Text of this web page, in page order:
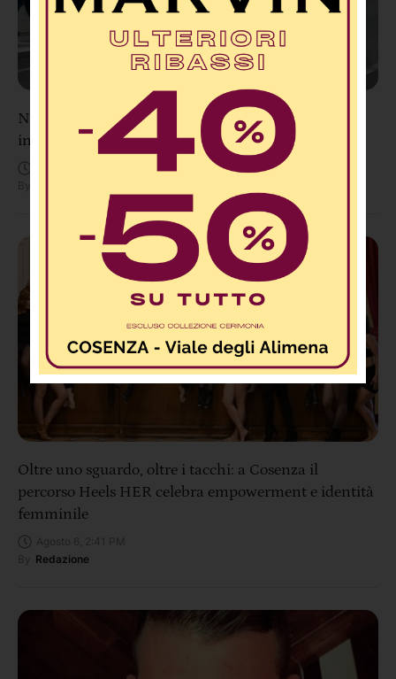
Non ce l’ha fatta Andrea Minasi: è morta la 23enne
investita sulle strisce a Vibo, donati gli organi
Oltre uno sguardo, oltre i tacchi: a Cosenza il
percorso Heels HER celebra empowerment e identità
femminile
Redazione